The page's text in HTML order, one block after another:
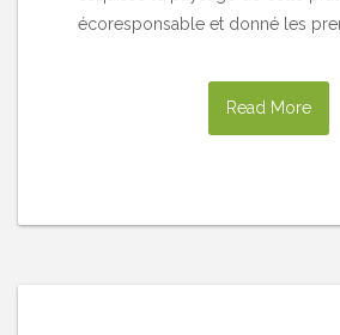
écoresponsable et donné les
Read More